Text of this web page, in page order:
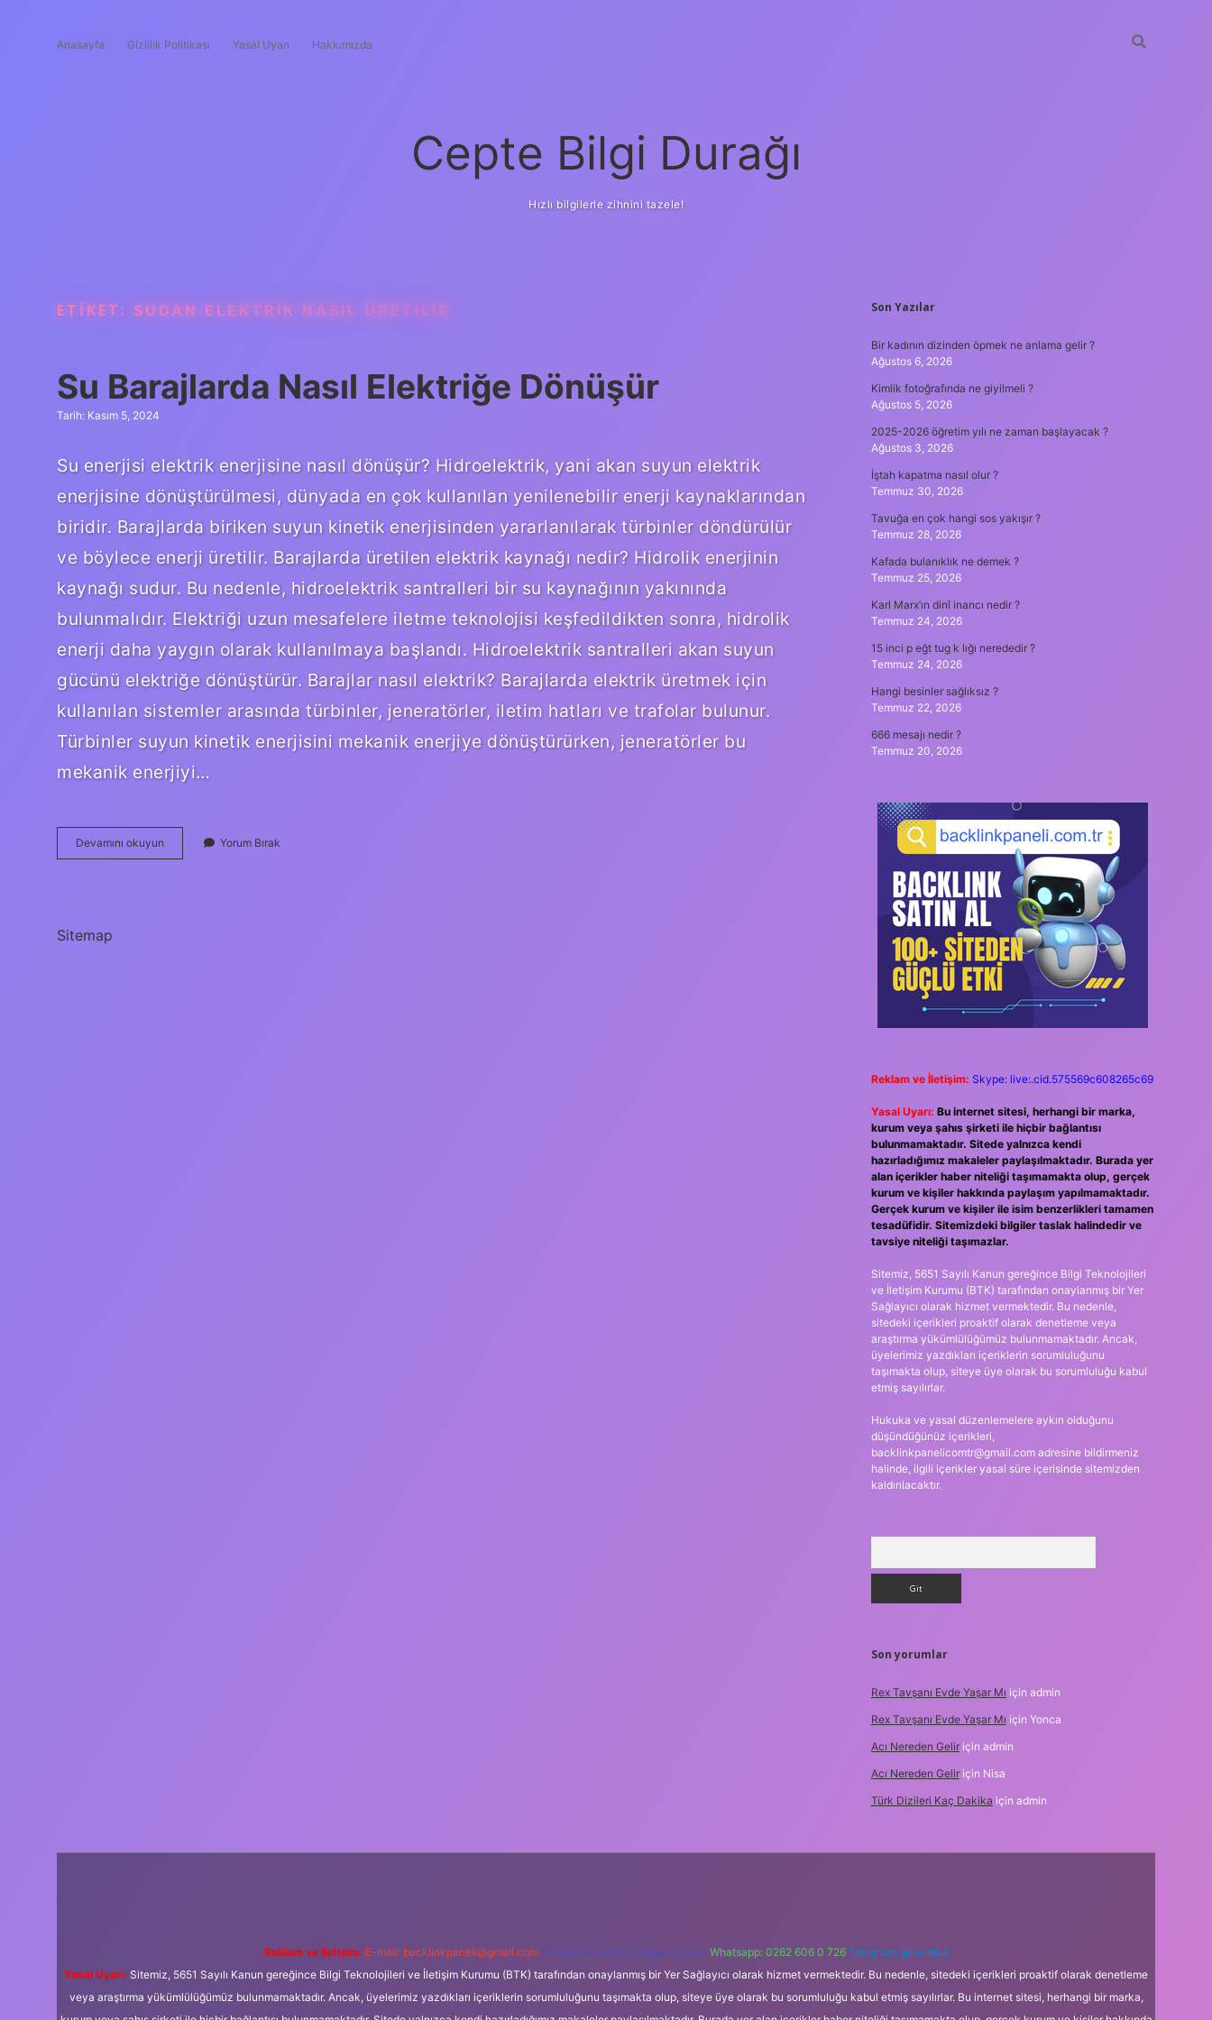
Anasayfa Gizlilik Politikası Yasal Uyarı Hakkımızda
Cepte Bilgi Durağı
Hızlı bilgilerle zihnini tazele!
ETIKET: SUDAN ELEKTRIK NASIL ÜRETILIR
Su Barajlarda Nasıl Elektriğe Dönüşür
Tarih: Kasım 5, 2024
Su enerjisi elektrik enerjisine nasıl dönüşür? Hidroelektrik, yani akan suyun elektrik
enerjisine dönüştürülmesi, dünyada en çok kullanılan yenilenebilir enerji kaynaklarından
biridir. Barajlarda biriken suyun kinetik enerjisinden yararlanılarak türbinler döndürülür
ve böylece enerji üretilir. Barajlarda üretilen elektrik kaynağı nedir? Hidrolik enerjinin
kaynağı sudur. Bu nedenle, hidroelektrik santralleri bir su kaynağının yakınında
bulunmalıdır. Elektriği uzun mesafelere iletme teknolojisi keşfedildikten sonra, hidrolik
enerji daha yaygın olarak kullanılmaya başlandı. Hidroelektrik santralleri akan suyun
gücünü elektriğe dönüştürür. Barajlar nasıl elektrik? Barajlarda elektrik üretmek için
kullanılan sistemler arasında türbinler, jeneratörler, iletim hatları ve trafolar bulunur.
Türbinler suyun kinetik enerjisini mekanik enerjiye dönüştürürken, jeneratörler bu
mekanik enerjiyi…
Devamını okuyun
Barajlarda
Yorum Bırak
Sitemap
SIDEBAR
Son Yazılar
Bir kadının dizinden öpmek ne anlama gelir ?
Ağustos 6, 2026
Kimlik fotoğrafında ne giyilmeli ?
Ağustos 5, 2026
2025-2026 öğretim yılı ne zaman başlayacak ?
Ağustos 3, 2026
İştah kapatma nasıl olur ?
Temmuz 30, 2026
Tavuğa en çok hangi sos yakışır ?
Temmuz 28, 2026
Kafada bulanıklık ne demek ?
Temmuz 25, 2026
Karl Marx’ın dinî inancı nedir ?
Temmuz 24, 2026
15 inci p eğt tug k lığı nerededir ?
Temmuz 24, 2026
Hangi besinler sağlıksız ?
Temmuz 22, 2026
666 mesajı nedir ?
Temmuz 20, 2026
Reklam ve İletişim: Skype: live:.cid.575569c608265c69
Yasal Uyarı: Bu internet sitesi, herhangi bir marka,
kurum veya şahıs şirketi ile hiçbir bağlantısı
bulunmamaktadır. Sitede yalnızca kendi
hazırladığımız makaleler paylaşılmaktadır. Burada yer
alan içerikler haber niteliği taşımamakta olup, gerçek
kurum ve kişiler hakkında paylaşım yapılmamaktadır.
Gerçek kurum ve kişiler ile isim benzerlikleri tamamen
tesadüfidir. Sitemizdeki bilgiler taslak halindedir ve
tavsiye niteliği taşımazlar.
Sitemiz, 5651 Sayılı Kanun gereğince Bilgi Teknolojileri
ve İletişim Kurumu (BTK) tarafından onaylanmış bir Yer
Sağlayıcı olarak hizmet vermektedir. Bu nedenle,
sitedeki içerikleri proaktif olarak denetleme veya
araştırma yükümlülüğümüz bulunmamaktadır. Ancak,
üyelerimiz yazdıkları içeriklerin sorumluluğunu
taşımakta olup, siteye üye olarak bu sorumluluğu kabul
etmiş sayılırlar.
Hukuka ve yasal düzenlemelere aykırı olduğunu
düşündüğünüz içerikleri,
backlinkpanelicomtr@gmail.comadresine bildirmeniz
halinde, ilgili içerikler yasal süre içerisinde sitemizden
kaldırılacaktır.
Son yorumlar
Rex Tavşanı Evde Yaşar Mı için admin
Rex Tavşanı Evde Yaşar Mı için Yonca
Acı Nereden Geliriçin admin
Acı Nereden Geliriçin Nisa
Türk Dizileri Kaç Dakika için admin
Reklam ve İletişim: E-mail: backlinkpaneli@gmail.com Teams: forumhizmeti@gmail.com Whatsapp: 0262 606 0 726 Telegram: @karabul
Yasal Uyarı: Sitemiz, 5651 Sayılı Kanun gereğince Bilgi Teknolojileri ve İletişim Kurumu (BTK) tarafından onaylanmış bir Yer Sağlayıcı olarak hizmet vermektedir. Bu nedenle, sitedeki içerikleri proaktif olarak denetleme
veya araştırma yükümlülüğümüz bulunmamaktadır. Ancak, üyelerimiz yazdıkları içeriklerin sorumluluğunu taşımakta olup, siteye üye olarak bu sorumluluğu kabul etmiş sayılırlar. Bu internet sitesi, herhangi bir marka,